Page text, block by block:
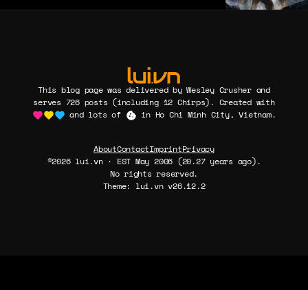
This blog page was delivered by Wesley Crusher and
serves 726 posts (including 12 Chirps). Created with
and lots of
in Ho Chi Minh City, Vietnam.
AboutContactImprintPrivacy
©2026 lui.vn · EST May 2006 (20.27 years ago).
No rights reserved.
Theme: lui.vn v26.12.2